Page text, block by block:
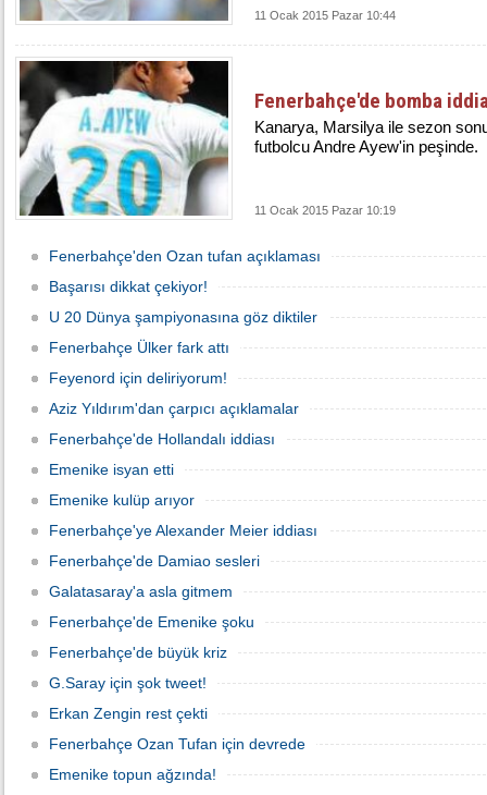
11 Ocak 2015 Pazar 10:44
Fenerbahçe'de bomba
Kanarya, Marsilya ile sezon
futbolcu Andre Ayew'in peşinde.
11 Ocak 2015 Pazar 10:19
Fenerbahçe'den Ozan tufan açıklaması
Başarısı dikkat çekiyor!
U 20 Dünya şampiyonasına göz diktiler
Fenerbahçe Ülker fark attı
Feyenord için deliriyorum!
Aziz Yıldırım'dan çarpıcı açıklamalar
Fenerbahçe'de Hollandalı iddiası
Emenike isyan etti
Emenike kulüp arıyor
Fenerbahçe'ye Alexander Meier iddiası
Fenerbahçe'de Damiao sesleri
Galatasaray'a asla gitmem
Fenerbahçe'de Emenike şoku
Fenerbahçe'de büyük kriz
G.Saray için şok tweet!
Erkan Zengin rest çekti
Fenerbahçe Ozan Tufan için devrede
Emenike topun ağzında!